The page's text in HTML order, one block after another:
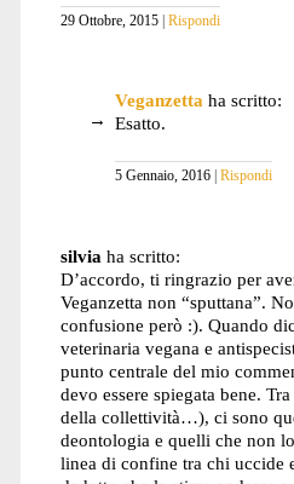
29 Ottobre, 2015 Rispondi
Veganzetta ha scritto:
Esatto.
5 Gennaio, 2016 Rispondi
silvia ha scritto:
D’accordo, ti ringrazio per
Veganzetta non “sputtana”.
confusione però :). Quando
veterinaria vegana e
punto centrale del mio
devo essere spiegata bene.
della collettività…), ci sono
deontologia e quelli che non
linea di confine tra chi uccide